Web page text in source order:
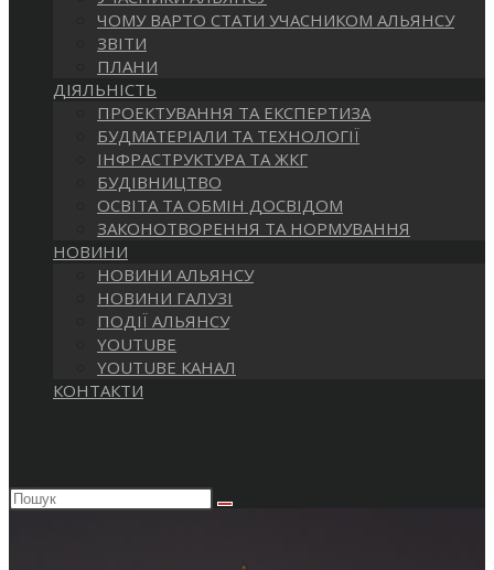
САЙТІ
ЧОМУ ВАРТО СТАТИ УЧАСНИКОМ АЛЬЯНСУ
ЗВІТИ
ПЛАНИ
ДІЯЛЬНІСТЬ
ПРОЕКТУВАННЯ ТА ЕКСПЕРТИЗА
БУДМАТЕРІАЛИ ТА ТЕХНОЛОГІЇ
ІНФРАСТРУКТУРА ТА ЖКГ
БУДІВНИЦТВО
ОСВІТА ТА ОБМІН ДОСВІДОМ
ЗАКОНОТВОРЕННЯ ТА НОРМУВАННЯ
НОВИНИ
НОВИНИ АЛЬЯНСУ
НОВИНИ ГАЛУЗІ
ПОДІЇ АЛЬЯНСУ
YOUTUBE
YOUTUBE КАНАЛ
КОНТАКТИ
Пошук